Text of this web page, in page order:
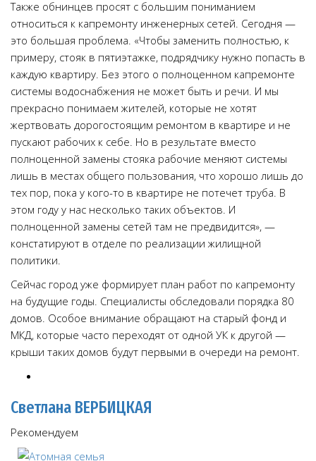
Также обнинцев просят с большим пониманием
относиться к капремонту инженерных сетей. Сегодня —
это большая проблема. «Чтобы заменить полностью, к
примеру, стояк в пятиэтажке, подрядчику нужно попасть в
каждую квартиру. Без этого о полноценном капремонте
системы водоснабжения не может быть и речи. И мы
прекрасно понимаем жителей, которые не хотят
жертвовать дорогостоящим ремонтом в квартире и не
пускают рабочих к себе. Но в результате вместо
полноценной замены стояка рабочие меняют системы
лишь в местах общего пользования, что хорошо лишь до
тех пор, пока у кого-то в квартире не потечет труба. В
этом году у нас несколько таких объектов. И
полноценной замены сетей там не предвидится», —
констатируют в отделе по реализации жилищной
политики.
Сейчас город уже формирует план работ по капремонту
на будущие годы. Специалисты обследовали порядка 80
домов. Особое внимание обращают на старый фонд и
МКД, которые часто переходят от одной УК к другой —
крыши таких домов будут первыми в очереди на ремонт.
Светлана ВЕРБИЦКАЯ
Рекомендуем